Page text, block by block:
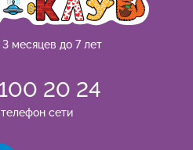
месяцев до 7 лет
20 24
сети